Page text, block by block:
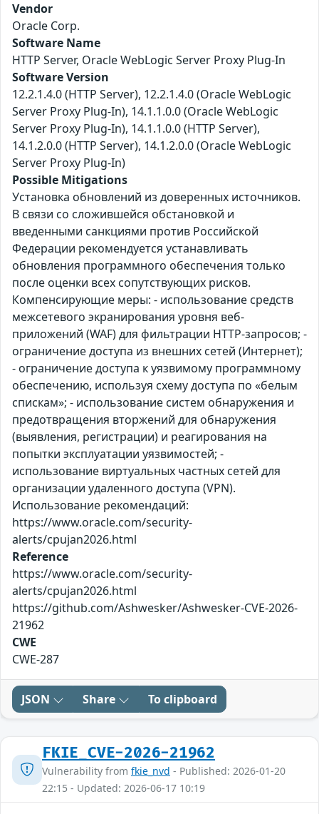
Vendor
Oracle Corp.
Software Name
HTTP Server, Oracle WebLogic Server Proxy Plug-In
Software Version
12.2.1.4.0 (HTTP Server), 12.2.1.4.0 (Oracle WebLogic
Server Proxy Plug-In), 14.1.1.0.0 (Oracle WebLogic
Server Proxy Plug-In), 14.1.1.0.0 (HTTP Server),
14.1.2.0.0 (HTTP Server), 14.1.2.0.0 (Oracle WebLogic
Server Proxy Plug-In)
Possible Mitigations
Установка обновлений из доверенных источников.
В связи со сложившейся обстановкой и
введенными санкциями против Российской
Федерации рекомендуется устанавливать
обновления программного обеспечения только
после оценки всех сопутствующих рисков.
Компенсирующие меры: - использование средств
межсетевого экранирования уровня веб-
приложений (WAF) для фильтрации HTTP-запросов; -
ограничение доступа из внешних сетей (Интернет);
- ограничение доступа к уязвимому программному
обеспечению, используя схему доступа по «белым
спискам»; - использование систем обнаружения и
предотвращения вторжений для обнаружения
(выявления, регистрации) и реагирования на
попытки эксплуатации уязвимостей; -
использование виртуальных частных сетей для
организации удаленного доступа (VPN).
Использование рекомендаций:
https://www.oracle.com/security-
alerts/cpujan2026.html
Reference
https://www.oracle.com/security-
alerts/cpujan2026.html
https://github.com/Ashwesker/Ashwesker-CVE-2026-
21962
CWE
CWE-287
JSON Share To clipboard
FKIE_CVE-2026-21962
Vulnerability from fkie_nvd - Published: 2026-01-20
22:15 - Updated: 2026-06-17 10:19